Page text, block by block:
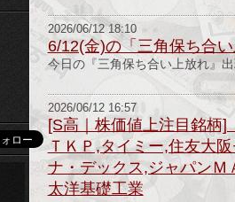
ラ
イ
ン
カ
ジ
ノ
2026/06/12 18:10
6/12(金)の「三角保ち合
今日の『三角保ち合い上放れ』
2026/06/12 16:57
[S高｜株価値上注目銘柄
ＴＫＰ,タイミー,住友大
ナ・デックス,ジャパンＭ
太洋基礎工業